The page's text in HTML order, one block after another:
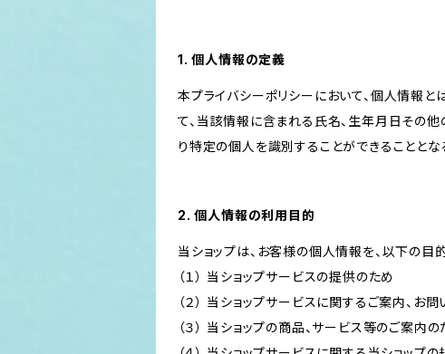
1. 個人情報の定義
本プライバシーポリシーにおいて、個人情報
て、当該情報に含まれる氏名、生年月日その
り特定の個人を識別することができることとな
2. 個人情報の利用目的
当ショップは、お客様の個人情報を、以下の目
（１） 当ショップサービスの提供のため
（２） 当ショップサービスに関するご案内、お
（３） 当ショップの商品、サービス等のご案内の